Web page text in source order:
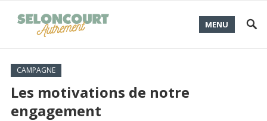
MENU
CAMPAGNE
Les motivations de notre
engagement